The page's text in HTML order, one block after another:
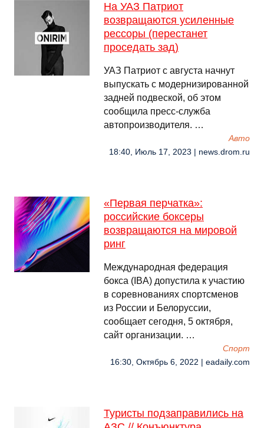
На УАЗ Патриот
возвращаются усиленные
рессоры (перестанет
проседать зад)
УАЗ Патриот с августа начнут
выпускать с модернизированной
задней подвеской, об этом
сообщила пресс-служба
автопроизводителя. …
Авто
18:40, Июль 17, 2023 | news.drom.ru
«Первая перчатка»:
российские боксеры
возвращаются на мировой
ринг
Международная федерация
бокса (IBA) допустила к участию
в соревнованиях спортсменов
из России и Белоруссии,
сообщает сегодня, 5 октября,
сайт организации. …
Спорт
16:30, Октябрь 6, 2022 | eadaily.com
Туристы подзаправились на